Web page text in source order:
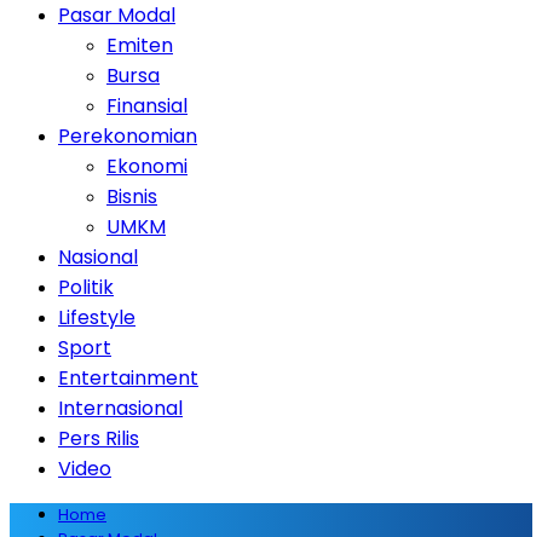
Pasar Modal
Emiten
Bursa
Finansial
Perekonomian
Ekonomi
Bisnis
UMKM
Nasional
Politik
Lifestyle
Sport
Entertainment
Internasional
Pers Rilis
Video
Home